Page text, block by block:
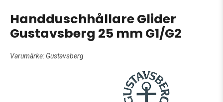
Handduschhållare Glider
Gustavsberg 25 mm G1/G2
Varumärke: Gustavsberg